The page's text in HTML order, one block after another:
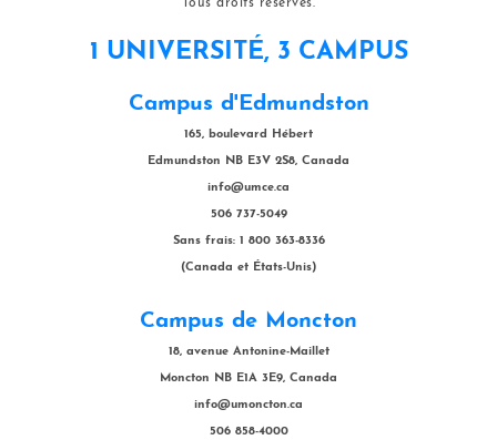
Tous droits réservés.
1 UNIVERSITÉ, 3 CAMPUS
Campus d'Edmundston
165, boulevard Hébert
Edmundston NB E3V 2S8, Canada
info@umce.ca
506 737-5049
Sans frais: 1 800 363-8336
(Canada et États-Unis)
Campus de Moncton
18, avenue Antonine-Maillet
Moncton NB E1A 3E9, Canada
info@umoncton.ca
506 858-4000